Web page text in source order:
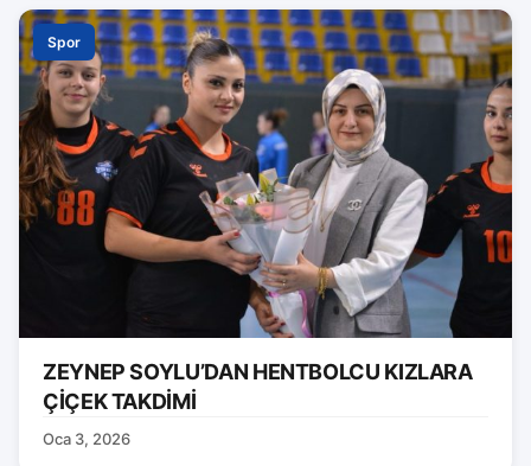
Spor
ZEYNEP SOYLU’DAN HENTBOLCU KIZLARA
ÇİÇEK TAKDİMİ
Oca 3, 2026